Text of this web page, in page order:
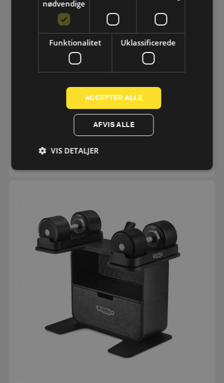
BENCH PERSONAL
nødvendige
Funktionalitet Uklassificerede
ACCEPTER ALLE
AFVIS ALLE
VIS DETALJER